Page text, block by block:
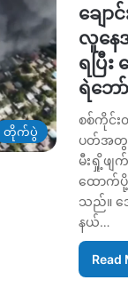
တိုက်ပွဲ
ချေ
လူနေ
ရပြီ
ရဲဘေ
စစ်ကိုင်း
ပတ်အတွင်
မီးရှို့ဖျ
ထောက်
သည်။ အ
နယ်…
Read